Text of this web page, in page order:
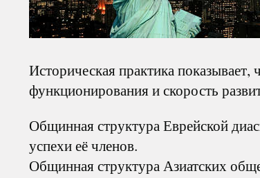
Историческая практика
функционирования и скорость
Общинная структура Еврейской
успехи её членов.
Общинная структура Азиатских